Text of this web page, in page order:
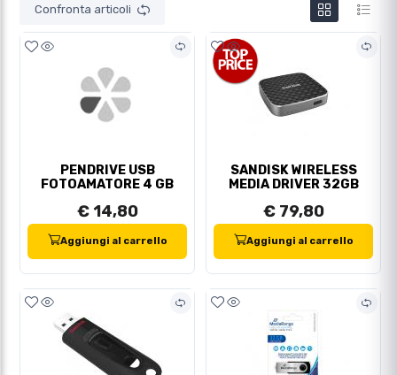
Confronta articoli
PENDRIVE USB
FOTOAMATORE 4 GB
€ 14,80
Aggiungi al carrello
SANDISK WIRELESS
MEDIA DRIVER 32GB
€ 79,80
Aggiungi al carrello